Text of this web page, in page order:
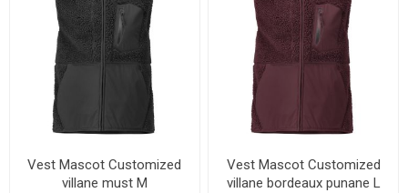
Vest Mascot Customized
villane must M
Vest Mascot Customized
villane bordeaux punane L